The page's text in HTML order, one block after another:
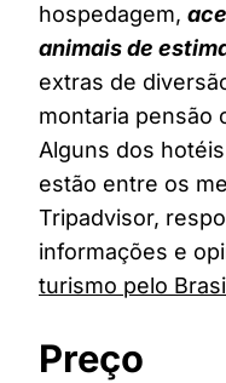
hospedagem,
animais de
extras de
montaria pensão
Alguns dos
estão entre os
Tripadvisor,
informações e
turismo pelo
Preço